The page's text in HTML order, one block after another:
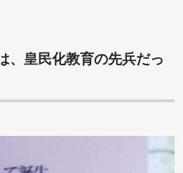
、皇民化教育の先兵だっ